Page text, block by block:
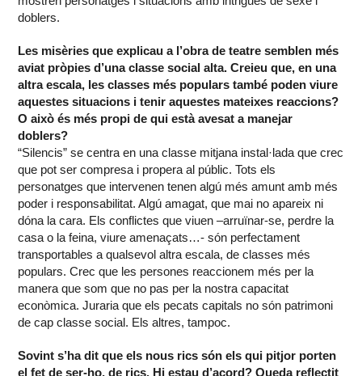
doblers.
Les misèries que explicau a l’obra de teatre semblen més
aviat pròpies d’una classe social alta. Creieu que, en una
altra escala, les classes més populars també poden viure
aquestes situacions i tenir aquestes mateixes reaccions?
O això és més propi de qui està avesat a manejar
doblers?
“Silencis” se centra en una classe mitjana instal·lada que crec
que pot ser compresa i propera al públic. Tots els
personatges que intervenen tenen algú més amunt amb més
poder i responsabilitat. Algú amagat, que mai no apareix ni
dóna la cara. Els conflictes que viuen –arruïnar-se, perdre la
casa o la feina, viure amenaçats…- són perfectament
transportables a qualsevol altra escala, de classes més
populars. Crec que les persones reaccionem més per la
manera que som que no pas per la nostra capacitat
econòmica. Juraria que els pecats capitals no són patrimoni
de cap classe social. Els altres, tampoc.
Sovint s’ha dit que els nous rics són els qui pitjor porten
el fet de ser-ho, de rics. Hi estau d’acord? Queda reflectit